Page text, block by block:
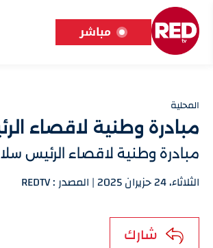
مباشر
المحلية
مبادرة وطنية لاقصاء
مبادرة وطنية لاقصاء الرئيس
الثلاثاء، 24 حزيران 2025 | المصدر : REDTV
شارك